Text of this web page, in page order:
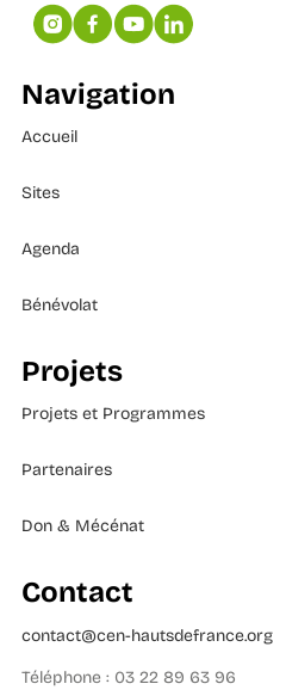
Navigation
Accueil
Sites
Agenda
Bénévolat
Projets
Projets et Programmes
Partenaires
Don & Mécénat
Contact
contact@cen-hautsdefrance.org
Téléphone : 03 22 89 63 96